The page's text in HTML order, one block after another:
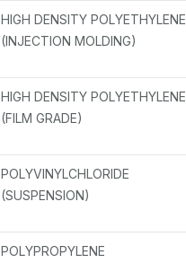
HIGH DENSITY POLYETHYLENE
(INJECTION MOLDING)
HIGH DENSITY POLYETHYLENE
(FILM GRADE)
POLYVINYLCHLORIDE
(SUSPENSION)
POLYPROPYLENE